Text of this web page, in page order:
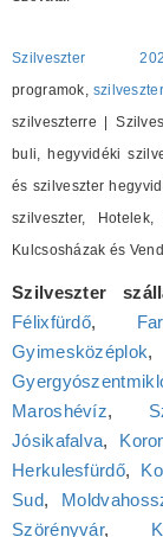
Szilveszter
programok,
szilveszterre |
buli, hegyvidéki
és szilveszter
szilveszter,
Kulcsosházak és
Szilveszter
Félixfürdő,
Gyimesközéplok
Maroshévíz,
Jósikafalva,
Herkulesfürdő,
Sud,
Szörényvár,